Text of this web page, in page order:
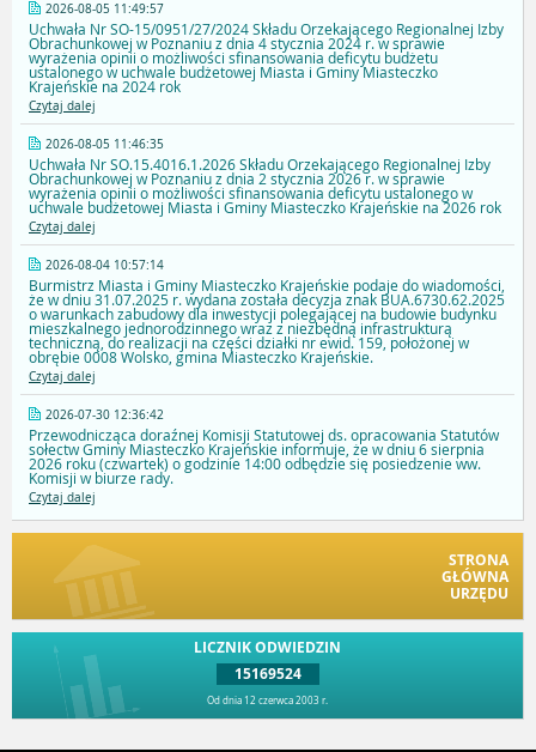
2026-08-05 11:49:57
Uchwała Nr SO-15/0951/27/2024 Składu Orzekającego Regionalnej Izby
Obrachunkowej w Poznaniu z dnia 4 stycznia 2024 r. w sprawie
wyrażenia opinii o możliwości sfinansowania deficytu budżetu
ustalonego w uchwale budżetowej Miasta i Gminy Miasteczko
Krajeńskie na 2024 rok
Czytaj dalej
2026-08-05 11:46:35
Uchwała Nr SO.15.4016.1.2026 Składu Orzekającego Regionalnej Izby
Obrachunkowej w Poznaniu z dnia 2 stycznia 2026 r. w sprawie
wyrażenia opinii o możliwości sfinansowania deficytu ustalonego w
uchwale budżetowej Miasta i Gminy Miasteczko Krajeńskie na 2026 rok
Czytaj dalej
2026-08-04 10:57:14
Burmistrz Miasta i Gminy Miasteczko Krajeńskie podaje do wiadomości,
że w dniu 31.07.2025 r. wydana została decyzja znak BUA.6730.62.2025
o warunkach zabudowy dla inwestycji polegającej na budowie budynku
mieszkalnego jednorodzinnego wraz z niezbędną infrastrukturą
techniczną, do realizacji na części działki nr ewid. 159, położonej w
obrębie 0008 Wolsko, gmina Miasteczko Krajeńskie.
Czytaj dalej
2026-07-30 12:36:42
Przewodnicząca doraźnej Komisji Statutowej ds. opracowania Statutów
sołectw Gminy Miasteczko Krajeńskie informuje, że w dniu 6 sierpnia
2026 roku (czwartek) o godzinie 14:00 odbędzie się posiedzenie ww.
Komisji w biurze rady.
Czytaj dalej
STRONA
GŁÓWNA
URZĘDU
LICZNIK ODWIEDZIN
15169524
Od dnia 12 czerwca 2003 r.